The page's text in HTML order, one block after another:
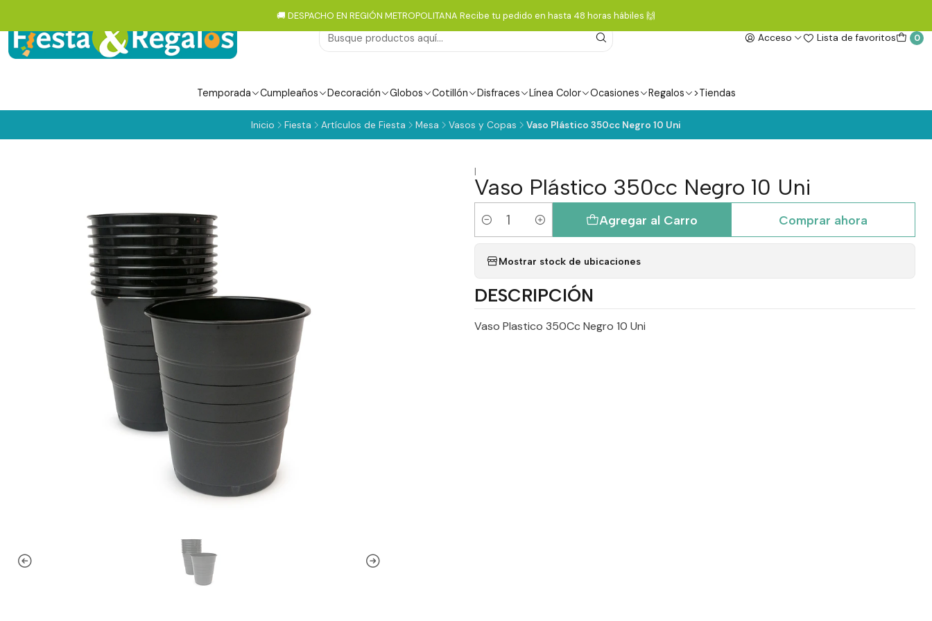
Acceso Lista de favoritos 0
Temporada Cumpleaños Decoración Globos Cotillón Disfraces Línea Color Ocasiones Regalos >Tiendas
🚚 DESPACHO EN REGIÓN METROPOLITANA Recibe tu pedido en hasta 48 horas hábiles 🙌
Inicio Fiesta Artículos de Fiesta Mesa Vasos y Copas Vaso Plástico 350cc Negro 10 Uni
|
Vaso Plástico 350cc Negro 10 Uni
Cantidad
Agregar al Carro Comprar ahora
Mostrar stock de ubicaciones
DESCRIPCIÓN
Vaso Plastico 350Cc Negro 10 Uni